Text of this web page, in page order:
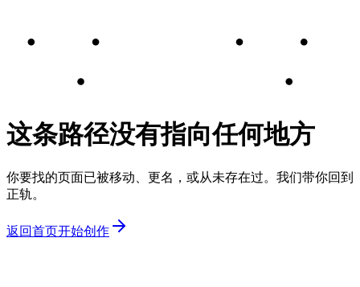
这条路径没有指向任何地方
你要找的页面已被移动、更名，或从未存在过。我们带你回到
正轨。
返回首页开始创作